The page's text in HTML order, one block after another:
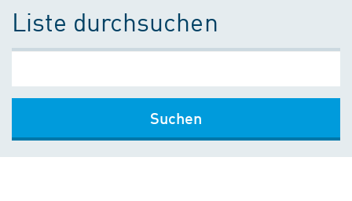
Liste durchsuchen
Suchen